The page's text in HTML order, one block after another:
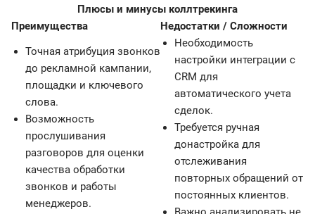
Плюсы и минусы коллтрекинга
Преимущества
Недостатки / Сложности
Точная атрибуция звонков
до рекламной кампании,
площадки и ключевого
слова.
Возможность
прослушивания
разговоров для оценки
качества обработки
звонков и работы
менеджеров.
Необходимость
настройки интеграции с
CRM для
автоматического учета
сделок.
Требуется ручная
донастройка для
отслеживания
повторных обращений от
постоянных клиентов.